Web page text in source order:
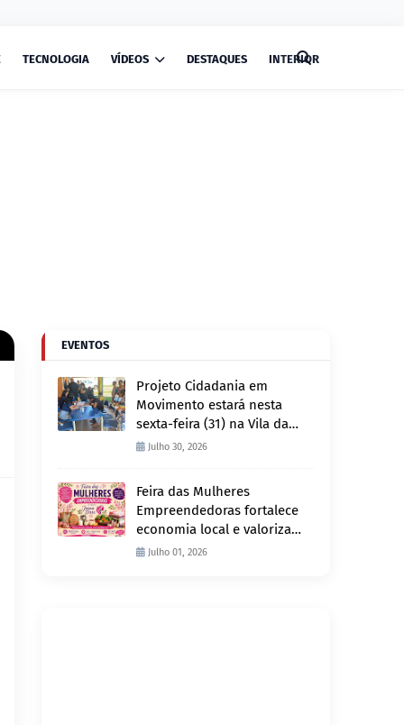
TECNOLOGIA VÍDEOS DESTAQUES INTERIOR
EVENTOS
Projeto Cidadania em
Movimento estará nesta
sexta-feira (31) na Vila da
Penha e sábado (1º) em
Julho 30, 2026
Feira das Mulheres
Empreendedoras fortalece
economia local e valoriza
produção feminina no
Julho 01, 2026